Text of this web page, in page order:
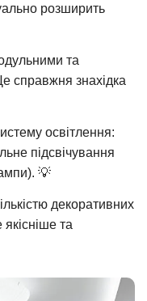
розширить
та
справжня знахідка
освітлення:
підсвічування
💡
декоративних
та